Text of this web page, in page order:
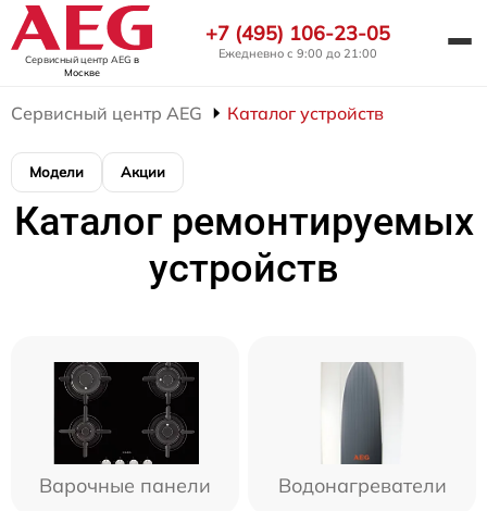
Сервисный центр AEG в
Москве
+7 (495) 106-23-05
Ежедневно с 9:00 до 21:00
Сервисный центр AEG Каталог устройств
Модели Акции
Каталог ремонтируемых
устройств
Варочные панели Водонагреватели